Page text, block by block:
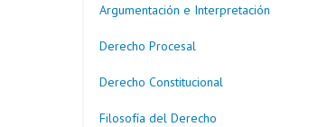
Argumentación e Interpretación
Derecho Procesal
Derecho Constitucional
Filosofía del Derecho